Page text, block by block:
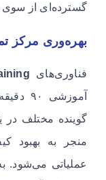
گسترده‌ای از سوی
بهره‌وری مرکز
فناوری‌های
گوینده مختلف در
منجر به بهبود
عملیاتی می‌شود.